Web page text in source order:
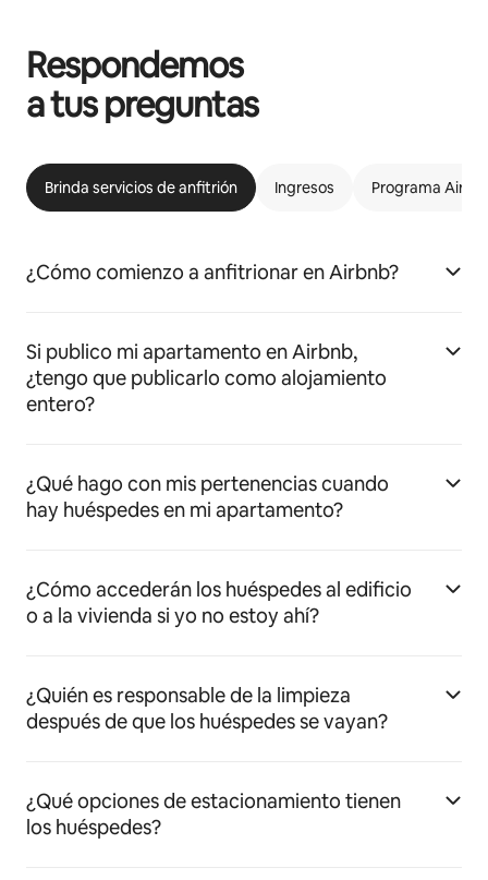
Respondemos
a tus preguntas
Brinda servicios de anfitrión Ingresos Programa
¿Cómo comienzo a anfitrionar en Airbnb?
Si publico mi apartamento en Airbnb,
¿tengo que publicarlo como alojamiento
entero?
¿Qué hago con mis pertenencias cuando
hay huéspedes en mi apartamento?
¿Cómo accederán los huéspedes al edificio
o a la vivienda si yo no estoy ahí?
¿Quién es responsable de la limpieza
después de que los huéspedes se vayan?
¿Qué opciones de estacionamiento tienen
los huéspedes?